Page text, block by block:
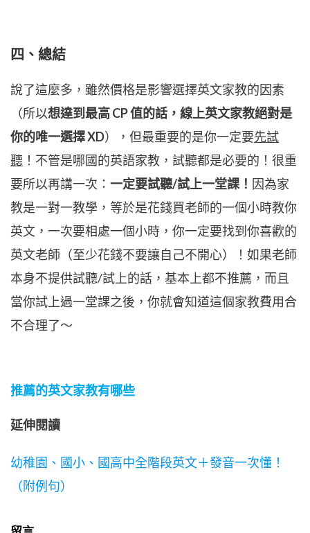
四、總結
說了這麼多，雖然價格是影響選擇英文家教的因素
（所以想達到最高 CP 值的話，線上英文家教絕對是
你的唯一選擇 XD），但最重要的是你一定要先試
聽 ！不管是哪國的英語家教，試聽都是必要的！很重
要所以再講一次： 一定要試聽/試上一堂課！ 因為家
教是一對一教學，等於是花錢買老師的一個小時教你
英文，一次要相處一個小時，你一定要找到你喜歡的
英文老師（至少花錢不要讓自己不開心）！如果老師
本身不提供試聽/試上的話，基本上都不推薦，而且
當你試上過一堂課之後，你就會知道這個家教費用合
不合理了～
推薦的英文家教有哪些
延伸閱讀
幼稚園、國小、國高中全階段英文＋發音一次懂！
（附例句）